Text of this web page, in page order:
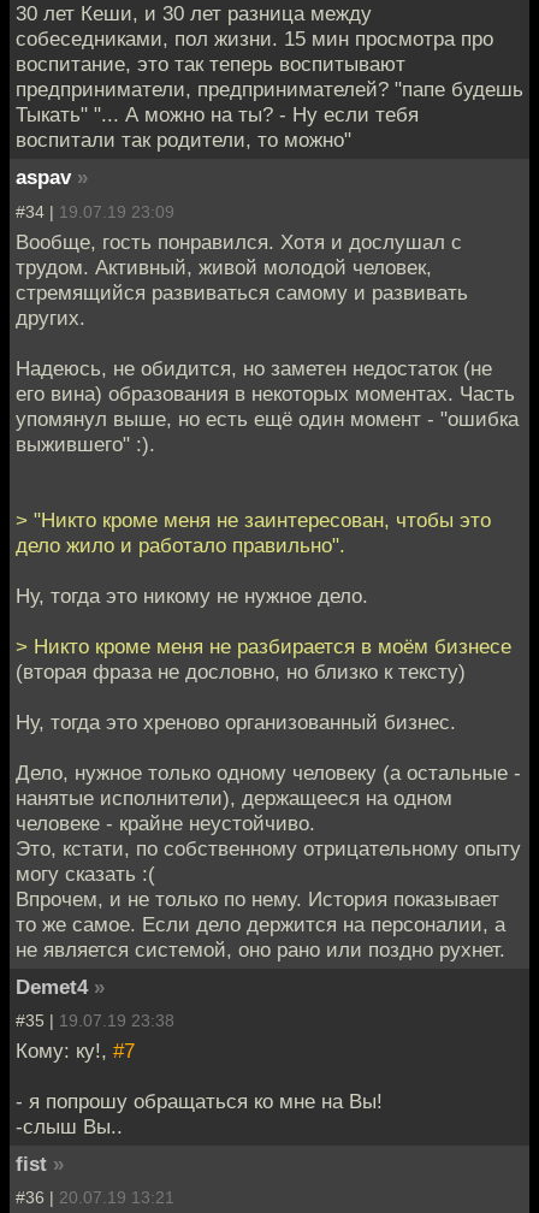
30 лет Кеши, и 30 лет разница между
собеседниками, пол жизни. 15 мин просмотра про
воспитание, это так теперь воспитывают
предприниматели, предпринимателей? "папе будешь
Тыкать" "... А можно на ты? - Ну если тебя
воспитали так родители, то можно"
aspav »
#34 | 19.07.19 23:09
Вообще, гость понравился. Хотя и дослушал с
трудом. Активный, живой молодой человек,
стремящийся развиваться самому и развивать
других.
Надеюсь, не обидится, но заметен недостаток (не
его вина) образования в некоторых моментах. Часть
упомянул выше, но есть ещё один момент - "ошибка
выжившего" :).
> "Никто кроме меня не заинтересован, чтобы это
дело жило и работало правильно".
Ну, тогда это никому не нужное дело.
> Никто кроме меня не разбирается в моём бизнесе
(вторая фраза не дословно, но близко к тексту)
Ну, тогда это хреново организованный бизнес.
Дело, нужное только одному человеку (а остальные -
нанятые исполнители), держащееся на одном
человеке - крайне неустойчиво.
Это, кстати, по собственному отрицательному опыту
могу сказать :(
Впрочем, и не только по нему. История показывает
то же самое. Если дело держится на персоналии, а
не является системой, оно рано или поздно рухнет.
Demet4 »
#35 | 19.07.19 23:38
Кому: ку!, #7
- я попрошу обращаться ко мне на Вы!
-слыш Вы..
fist »
#36 | 20.07.19 13:21